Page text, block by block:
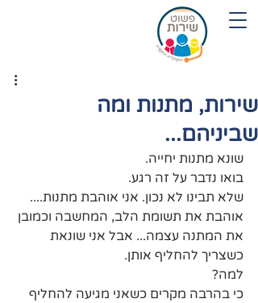
שירות, מתנות ומה
שביניהם...
שונא מתנות יחייה.
בואו נדבר על זה רגע.
שלא תבינו לא נכון. אני אוהבת מתנות....
אוהבת את תשומת הלב, המחשבה וכמובן
את המתנה עצמה... אבל אני שונאת
כשצריך להחליף אותן.
למה?
כי בהרבה מקרים כשאני מגיעה להחליף